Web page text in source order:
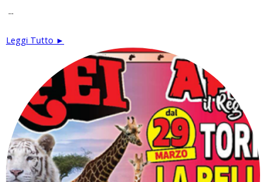
...
Leggi Tutto ►